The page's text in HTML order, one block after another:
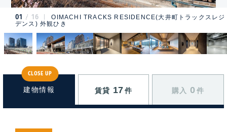
01 16
OIMACHI TRACKS RESIDENCE(大井町トラックスレジ
デンス) 外観ひき
CLOSE UP
建物情報 賃貸 17 件 購入 0 件